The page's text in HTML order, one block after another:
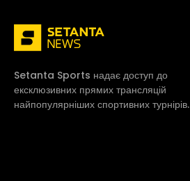
Setanta Sports надає доступ до
ексклюзивних прямих трансляцій
найпопулярніших спортивних турнірів.